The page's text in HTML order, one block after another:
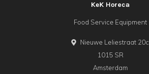
KeK Horeca
Food Service Equipment
Nieuwe Leliestraat 20c
1015 SR
Amsterdam